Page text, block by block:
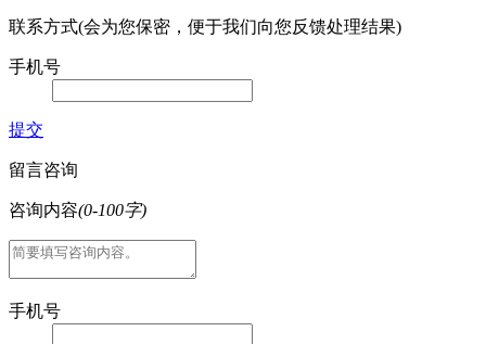
联系方式(会为您保密，便于我们向您反馈处理结果)
手机号
提交
留言咨询
咨询内容(0-100字)
手机号